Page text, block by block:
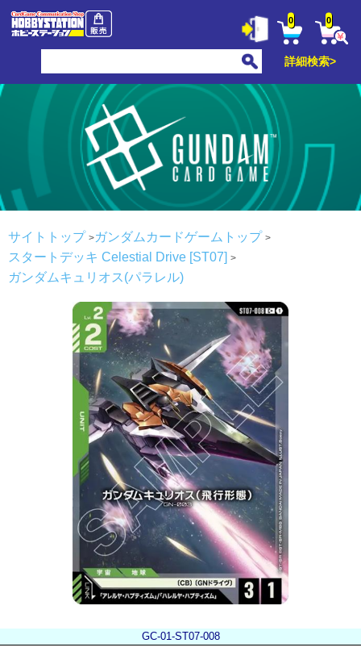
0 0
詳細検索>
サイトトップ
ガンダムカードゲームトップ
スタートデッキ Celestial Drive [ST07]
ガンダムキュリオス(パラレル)
GC-01-ST07-008